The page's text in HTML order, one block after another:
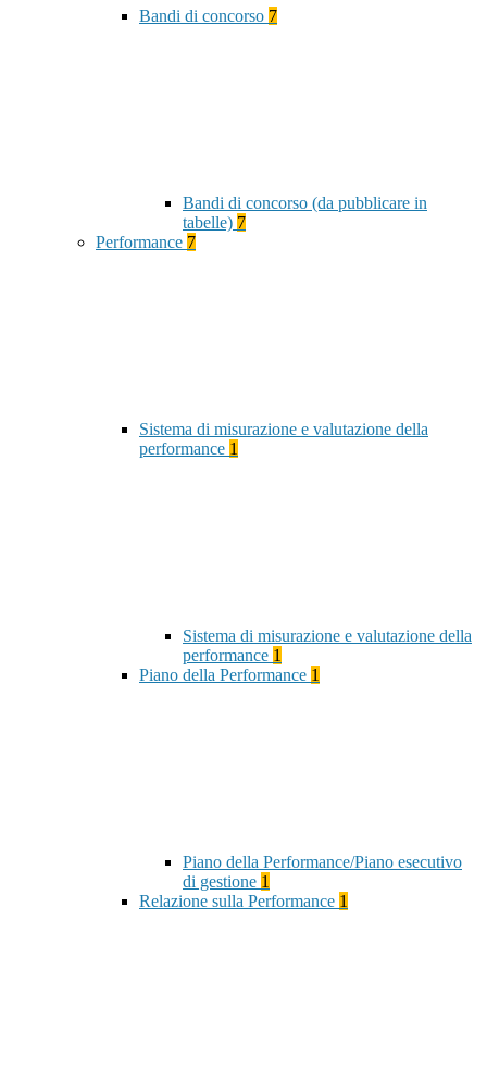
Bandi di concorso 7
Bandi di concorso (da pubblicare in
tabelle) 7
Performance 7
Sistema di misurazione e valutazione della
performance 1
Sistema di misurazione e valutazione della
performance 1
Piano della Performance 1
Piano della Performance/Piano esecutivo
di gestione 1
Relazione sulla Performance 1